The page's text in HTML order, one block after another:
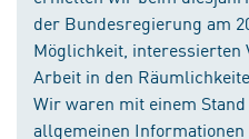
der Bundesregierung am
Möglichkeit,
Arbeit in den
Wir waren mit einem
allgemeinen